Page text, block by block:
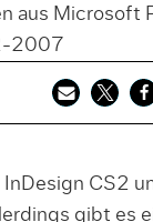
aus Microsoft
2007
InDesign CS2
gibt es